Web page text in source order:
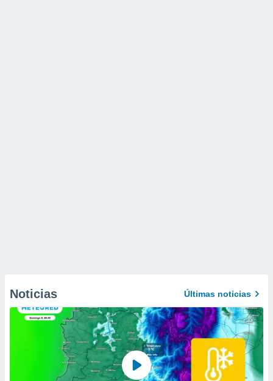
Noticias Últimas noticias